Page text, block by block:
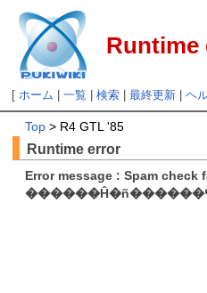
Runtime
[ホーム |一覧 |検索 |最終更新 |ヘ
Top > R4 GTL '85
Runtime error
Error message : Spam